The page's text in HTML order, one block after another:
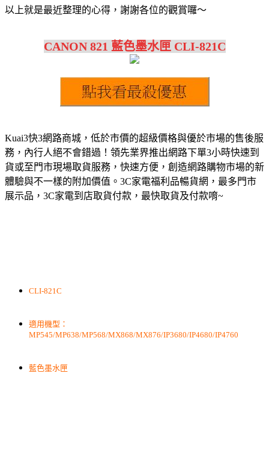
以上就是最近整理的心得，謝謝各位的觀賞囉～
CANON 821 藍色墨水匣 CLI-821C
Kuai3快3網路商城，低於市價的超級價格與優於市場的售後服
務，內行人絕不會錯過！領先業界推出網路下單3小時快速到
貨或至門市現場取貨服務，快速方便，創造網路購物市場的新
體驗與不一樣的附加價值。3C家電福利品暢貨網，最多門市
展示品，3C家電到店取貨付款，最快取貨及付款唷~
CLI-821C
適用機型：
MP545/MP638/MP568/MX868/MX876/IP3680/IP4680/IP4760
藍色墨水匣